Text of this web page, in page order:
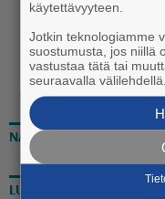
NÄKÖISLEHTI
LUETUIMMAT
käytettävyyteen.
Jotkin teknologiamme
suostumusta, jos niillä
vastustaa tätä tai
seuraavalla välilehdellä.